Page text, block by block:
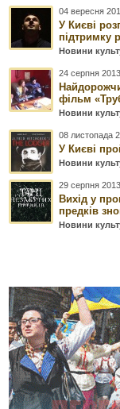
04 вересня
У Києві
підтримку
Новини
24 серпня
фільм
Новини
08 листопада
У Києві
Новини
29 серпня
Вихід у
предків
Новини